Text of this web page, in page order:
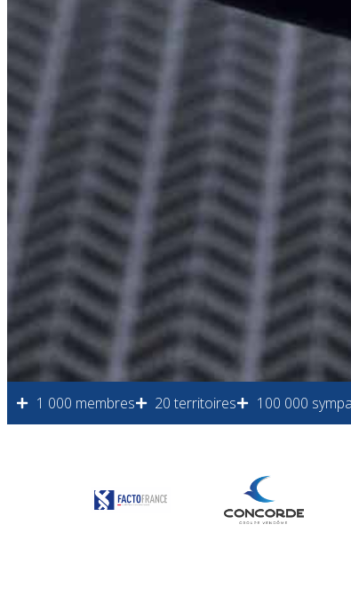
1 000 membres 20 territoires 100 000